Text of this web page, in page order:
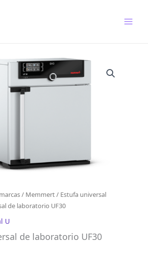
/ Memmert/ Estufa universal
de laboratorio UF30
U
de laboratorio UF30